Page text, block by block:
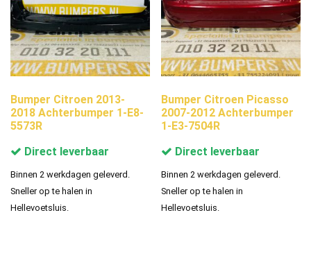
Bumper Citroen 2013-
2018 Achterbumper 1-E8-
5573R
Direct leverbaar
Binnen 2 werkdagen geleverd.
Sneller op te halen in
Hellevoetsluis.
Bumper Citroen Picasso
2007-2012 Achterbumper
1-E3-7504R
Direct leverbaar
Binnen 2 werkdagen geleverd.
Sneller op te halen in
Hellevoetsluis.